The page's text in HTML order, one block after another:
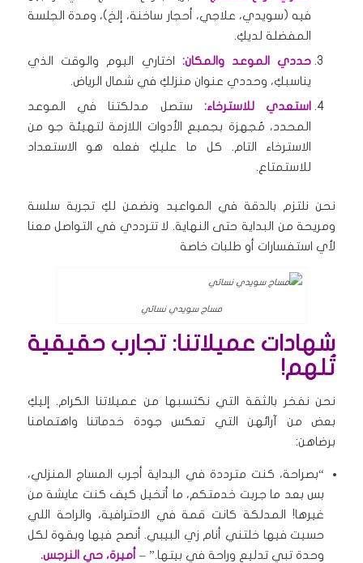
فيه (سويدي، علاجي، أحجار ساخنة، إلخ)، ومدة الجلسة
المفضلة لديكِ.
حددي الموعد والمكان: اختاري اليوم والوقت الذي
يناسبكِ، وحددي عنوان منزلكِ في شمال الرياض.
استعدي للاسترخاء:ستصل مدلكتنا في الموعد
المحدد، مُجهزة بجميع الأدوات اللازمة لتهيئة جو من
الاسترخاء التام. كل ما عليكِ فعله هو الاستعداد
للاستمتاع.
نحن نلتزم بالدقة في المواعيد ونضمن لكِ تجربة سلسة
ومريحة من البداية حتى النهاية. لا تترددي في التواصل معنا
لأي استفسارات أو طلبات خاصة
مساج سويدي نسائي
شهادات عميلاتنا: تجارب حقيقية
تُلهم!
نحن نفخر بالثقة التي نكتسبها من عميلاتنا الكرام. إليكِ
بعض من آرائهن التي تعكس جودة خدماتنا واهتمامنا
برضاهن:
“بصراحة، كنت مترددة في البداية أجرب المساج المنزلي،
بس بعد ما جربت خدمتكم، ما أتخيل كيف كنت عايشة من
غيرها! المدلكة كانت قمة في الاحترافية، والراحة اللي
حسيت فيها خلتني أنام زي البيبي. أنصح فيها وبقوة لكل
وحدة تبي تدليع وراحة في بيتها.” – أميرة، حي النرجس.